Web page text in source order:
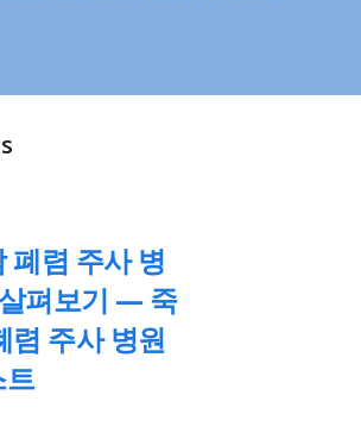
폐렴 주사 병
펴보기 — 죽
렴 주사 병원